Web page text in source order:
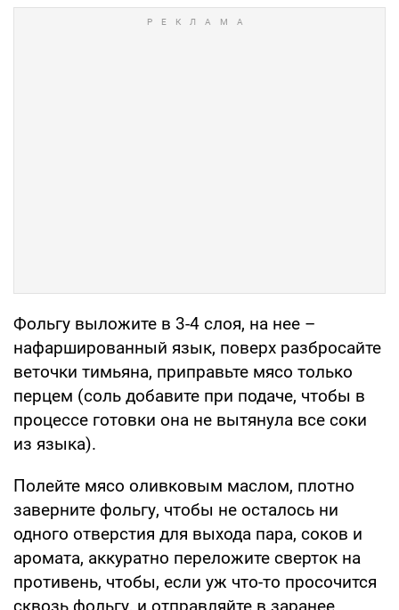
Фольгу выложите в 3-4 слоя, на нее –
нафаршированный язык, поверх разбросайте
веточки тимьяна, приправьте мясо только
перцем (соль добавите при подаче, чтобы в
процессе готовки она не вытянула все соки
из языка).
Полейте мясо оливковым маслом, плотно
заверните фольгу, чтобы не осталось ни
одного отверстия для выхода пара, соков и
аромата, аккуратно переложите сверток на
противень, чтобы, если уж что-то просочится
сквозь фольгу, и отправляйте в заранее